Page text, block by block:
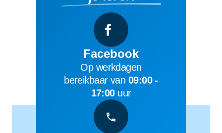
Facebook
Op werkdagen
bereikbaar van 09:00 -
17:00 uur